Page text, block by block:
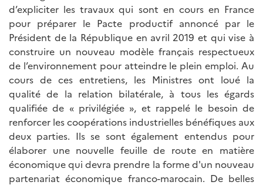
d’expliciter les travaux qui sont en cours en France
pour préparer le Pacte productif annoncé par le
Président de la République en avril 2019 et qui vise à
construire un nouveau modèle français respectueux
de l’environnement pour atteindre le plein emploi. Au
cours de ces entretiens, les Ministres ont loué la
qualité de la relation bilatérale, à tous les égards
qualifiée de « privilégiée », et rappelé le besoin de
renforcer les coopérations industrielles bénéfiques aux
deux parties. Ils se sont également entendus pour
élaborer une nouvelle feuille de route en matière
économique qui devra prendre la forme d'un nouveau
partenariat économique franco-marocain. De belles